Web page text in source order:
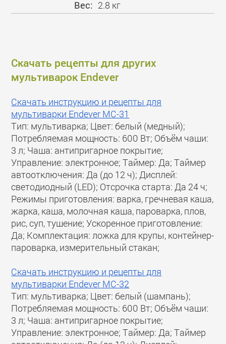
Вес: 2.8 кг
Скачать рецепты для других
мультиварок Endever
Скачать инструкцию и рецепты для
мультиварки Endever MC-31
Тип: мультиварка; Цвет: белый (медный);
Потребляемая мощность: 600 Вт; Объём чаши:
3 л; Чаша: антипригарное покрытие;
Управление: электронное; Таймер: Да; Таймер
автоотключения: Да (до 12 ч); Дисплей:
светодиодный (LED); Отсрочка старта: Да 24 ч;
Режимы приготовления: варка, гречневая каша,
жарка, каша, молочная каша, пароварка, плов,
рис, суп, тушение; Ускоренное приготовление:
Да; Комплектация: ложка для крупы, контейнер-
пароварка, измерительный стакан;
Скачать инструкцию и рецепты для
мультиварки Endever MC-32
Тип: мультиварка; Цвет: белый (шампань);
Потребляемая мощность: 600 Вт; Объём чаши:
3 л; Чаша: антипригарное покрытие;
Управление: электронное; Таймер: Да; Таймер